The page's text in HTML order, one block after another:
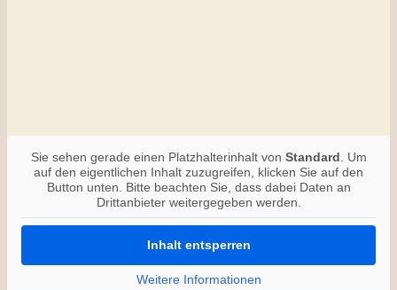
Sie sehen gerade einen Platzhalterinhalt von Standard. Um
auf den eigentlichen Inhalt zuzugreifen, klicken Sie auf den
Button unten. Bitte beachten Sie, dass dabei Daten an
Drittanbieter weitergegeben werden.
Inhalt entsperren
Weitere Informationen